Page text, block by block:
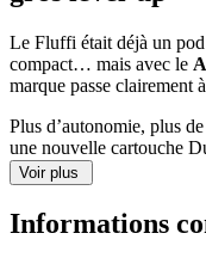
Le Fluffi était déjà un
compact… mais avec le
marque passe clairement
Plus d’autonomie, plus
une nouvelle cartouche
En bref : le Fluffi a
L’ADN Fluffi…
Voir plus
Informations